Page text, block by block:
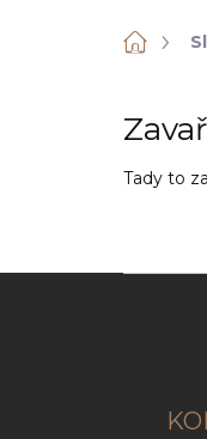
Domů
Tady to